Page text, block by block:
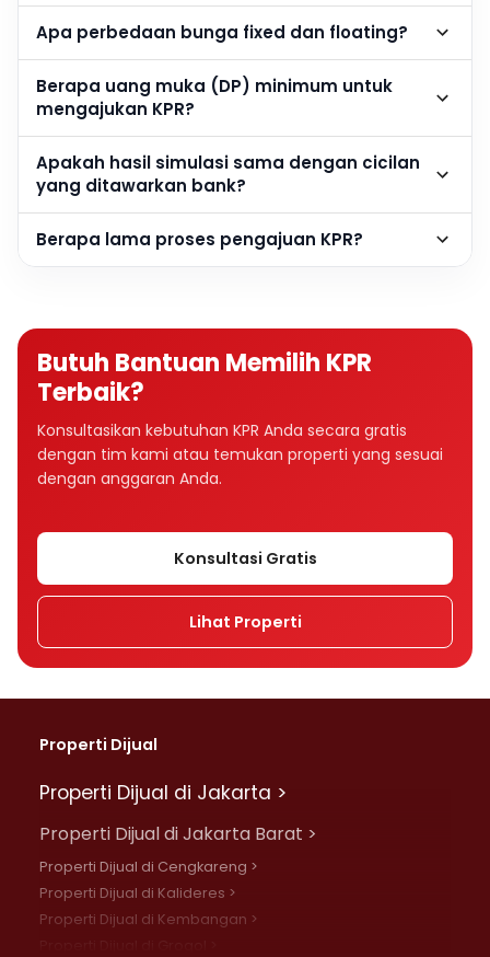
Apa perbedaan bunga fixed dan floating?
Berapa uang muka (DP) minimum untuk
mengajukan KPR?
Apakah hasil simulasi sama dengan cicilan
yang ditawarkan bank?
Berapa lama proses pengajuan KPR?
Butuh Bantuan Memilih KPR
Terbaik?
Konsultasikan kebutuhan KPR Anda secara gratis
dengan tim kami atau temukan properti yang sesuai
dengan anggaran Anda.
Konsultasi Gratis
Lihat Properti
Properti Dijual
Properti Dijual di Jakarta >
Properti Dijual di Jakarta Barat >
Properti Dijual di Cengkareng >
Properti Dijual di Kalideres >
Properti Dijual di Kembangan >